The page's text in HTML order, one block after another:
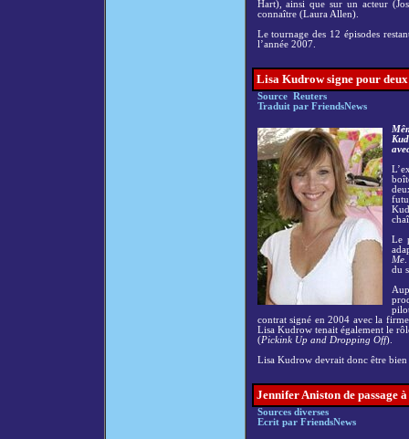
Hart), ainsi que sur un acteur
connaître (Laura Allen).
Le tournage des 12 épisodes
l’année 2007.
Lisa Kudrowsigne pour
Source Reuters
Traduit par FriendsNews
Le
Me.
du
contrat signé en 2004 avec la
Lisa Kudrow tenait également le
(Pickink Up and Dropping Off).
Lisa Kudrow devrait donc être bien
Jennifer Aniston de passage
Sources diverses
Ecrit par FriendsNews